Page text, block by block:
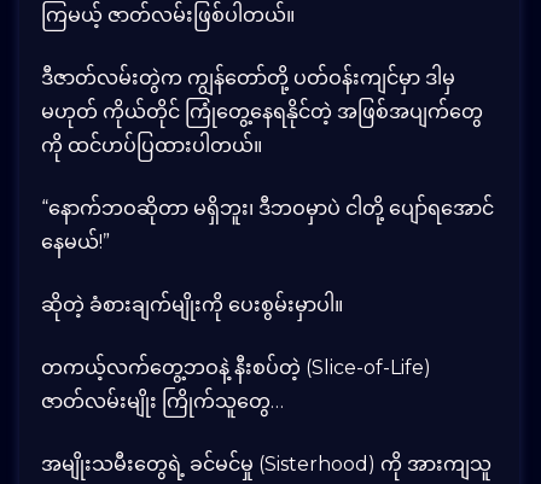
ကြမယ့် ဇာတ်လမ်းဖြစ်ပါတယ်။
ဒီဇာတ်လမ်းတွဲက ကျွန်တော်တို့ ပတ်ဝန်းကျင်မှာ ဒါမှ
မဟုတ် ကိုယ်တိုင် ကြုံတွေ့နေရနိုင်တဲ့ အဖြစ်အပျက်တွေ
ကို ထင်ဟပ်ပြထားပါတယ်။
“နောက်ဘဝဆိုတာ မရှိဘူး၊ ဒီဘဝမှာပဲ ငါတို့ ပျော်ရအောင်
နေမယ်!”
ဆိုတဲ့ ခံစားချက်မျိုးကို ပေးစွမ်းမှာပါ။
တကယ့်လက်တွေ့ဘဝနဲ့ နီးစပ်တဲ့ (Slice-of-Life)
ဇာတ်လမ်းမျိုး ကြိုက်သူတွေ…
အမျိုးသမီးတွေရဲ့ ခင်မင်မှု (Sisterhood) ကို အားကျသူ